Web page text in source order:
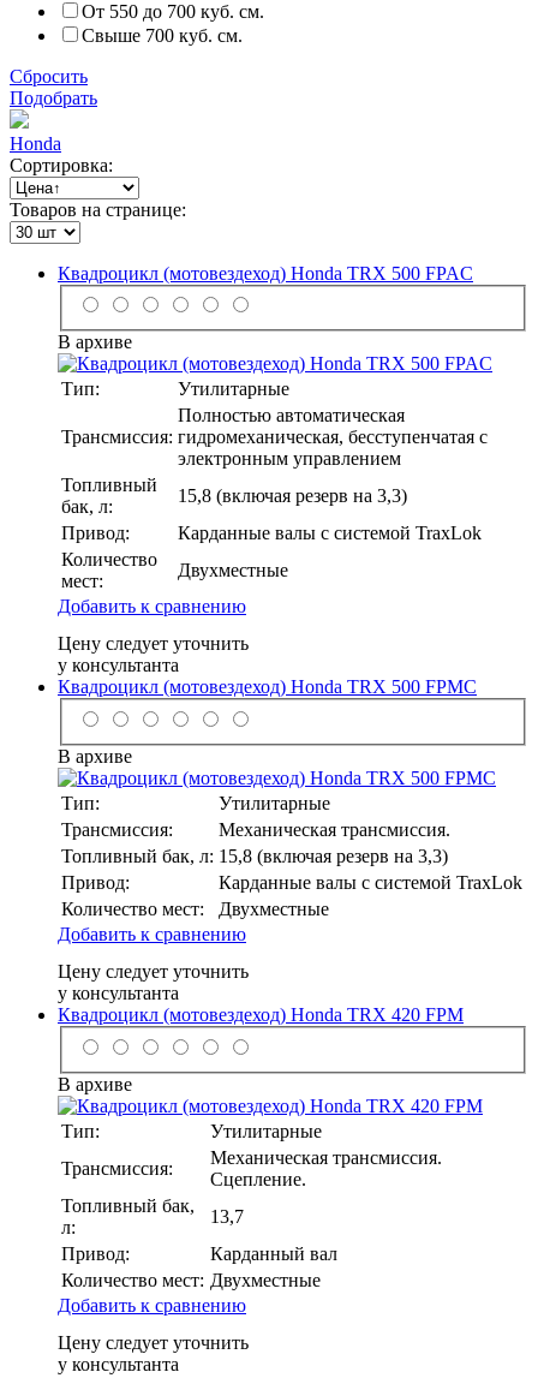
От 550 до 700 куб. см.
Свыше 700 куб. см.
Сбросить
Подобрать
Honda
Сортировка:
Товаров на странице:
Квадроцикл (мотовездеход) Honda TRX 500 FPAC
В архиве
Тип: Утилитарные
Трансмиссия:
Полностью автоматическая
гидромеханическая, бесступенчатая с
электронным управлением
Топливный
бак, л:
15,8 (включая резерв на 3,3)
Привод:
Карданные валы с системой TraxLok
Количество
мест:
Двухместные
Добавить к сравнению
Цену следует уточнить
у консультанта
Квадроцикл (мотовездеход) Honda TRX 500 FPMC
В архиве
Тип:
Утилитарные
Трансмиссия:
Механическая трансмиссия.
Топливный бак, л: 15,8 (включая резерв на 3,3)
Привод:
Карданные валы с системой TraxLok
Количество мест:
Двухместные
Добавить к сравнению
Цену следует уточнить
у консультанта
Квадроцикл (мотовездеход) Honda TRX 420 FPM
В архиве
Тип:
Утилитарные
Трансмиссия:
Механическая трансмиссия.
Сцепление.
Топливный бак,
л:
13,7
Привод:
Карданный вал
Количество мест: Двухместные
Добавить к сравнению
Цену следует уточнить
у консультанта